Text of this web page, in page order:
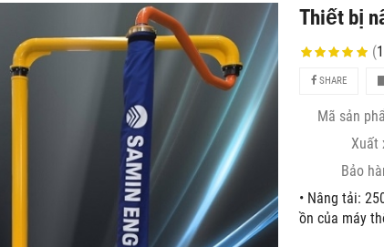
Thiết bị
(
SHARE
Mã sản
Xuất
Bảo
• Nâng tải:
ồn của máy